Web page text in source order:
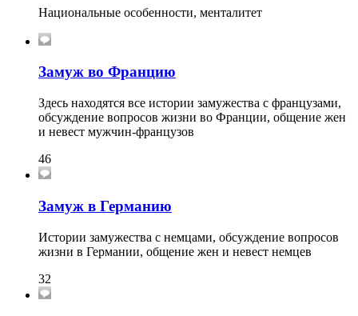
Национальные особенности, менталитет
Замуж во Францию
Здесь находятся все истории замужества с французами,
обсуждение вопросов жизни во Франции, общение жен
и невест мужчин-французов
46
Замуж в Германию
Истории замужества с немцами, обсуждение вопросов
жизни в Германии, общение жен и невест немцев
32